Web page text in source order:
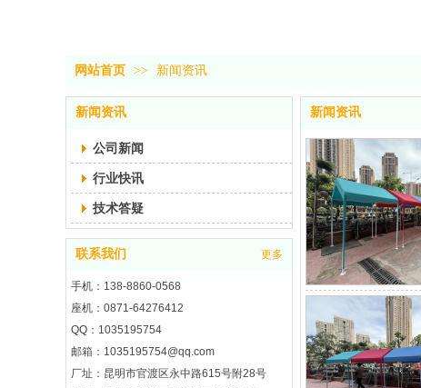
网站首页 >> 新闻资讯
新闻资讯
公司新闻
行业快讯
技术答疑
联系我们 更多
手机：138-8860-0568
座机：0871-64276412
QQ：1035195754
邮箱：1035195754@qq.com
厂址：昆明市官渡区永中路615号附28号
新闻资讯